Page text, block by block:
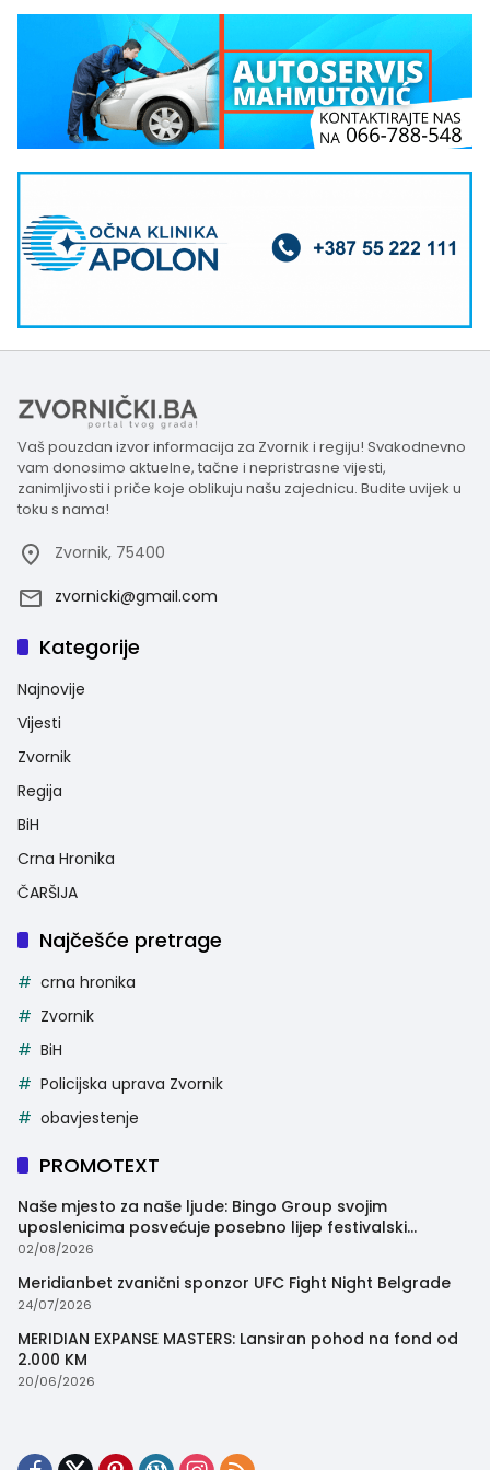
Vaš pouzdan izvor informacija za Zvornik i regiju! Svakodnevno
vam donosimo aktuelne, tačne i nepristrasne vijesti,
zanimljivosti i priče koje oblikuju našu zajednicu. Budite uvijek u
toku s nama!
Zvornik, 75400
zvornicki@gmail.com
Kategorije
Najnovije
Vijesti
Zvornik
Regija
BiH
Crna Hronika
ČARŠIJA
Najčešće pretrage
crna hronika
Zvornik
BiH
Policijska uprava Zvornik
obavjestenje
PROMOTEXT
Naše mjesto za naše ljude: Bingo Group svojim
uposlenicima posvećuje posebno lijep festivalski
trenutak
02/08/2026
Meridianbet zvanični sponzor UFC Fight Night Belgrade
24/07/2026
MERIDIAN EXPANSE MASTERS: Lansiran pohod na fond od
2.000 KM
20/06/2026